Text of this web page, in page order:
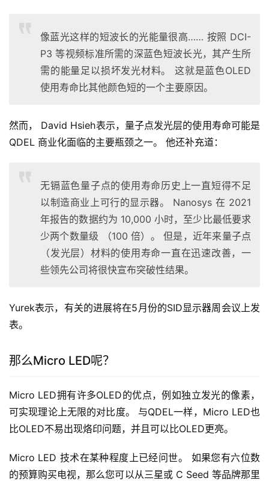
像蓝光这样的短波长的光能量很高…… 按照 DCI-
P3 等视频标准所需的深蓝色短波长光，其产生所
需的能量足以损坏发光材料。 这就是蓝色OLED
使用寿命比其他颜色短的一个主要原因。
然而， David Hsieh表示，量子点发光层的使用寿命可能是
QDEL 商业化面临的主要瓶颈之一。 他还补充道：
无镉蓝色量子点的使用寿命历史上一直短得不足
以制造商业上可行的显示器。 Nanosys 在 2021
年报告的数据约为 10,000 小时，至少比最低要求
少两个数量级 （100 倍）。 但是，近年来量子点
（发光层）材料的使用寿命一直在迅速改善，一
些领先公司将很快宣布突破性结果。
Yurek表示，有关的进展将在5月份的SID显示器周会议上发
表。
那么Micro LED呢？
Micro LED拥有许多OLED的优点，例如独立发光的像素，
可实现理论上无限的对比度。 与QDEL一样，Micro LED也
比OLED不易出现烙印问题，并且可以比OLED更亮。
Micro LED 技术在某种程度上已经问世。 如果您有六位数
的预算购买电视，那么您可以从三星或 C Seed 等品牌那里